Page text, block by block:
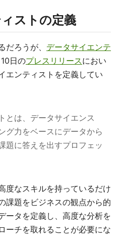
ストの定義
だろうが、 データサイエンテ
日のプレスリリースにおい
エンティストを定義してい
とは、データサイエンス
グ力をベースにデータから
題に答えを出すプロフェッ
度なスキルを持っているだけ
課題をビジネスの観点から的
ータを定義し、高度な分析を
ーチを取れることが必要にな